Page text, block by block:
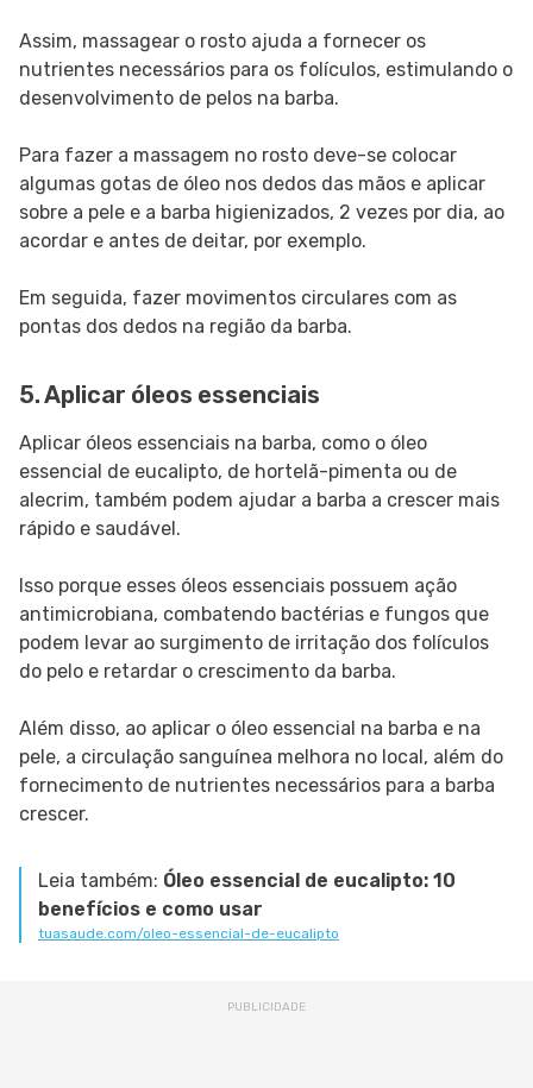
Assim, massagear o rosto ajuda a fornecer os
nutrientes necessários para os folículos, estimulando o
desenvolvimento de pelos na barba.
Para fazer a massagem no rosto deve-se colocar
algumas gotas de óleo nos dedos das mãos e aplicar
sobre a pele e a barba higienizados, 2 vezes por dia, ao
acordar e antes de deitar, por exemplo.
Em seguida, fazer movimentos circulares com as
pontas dos dedos na região da barba.
5. Aplicar óleos essenciais
Aplicar óleos essenciais na barba, como o óleo
essencial de eucalipto, de hortelã-pimenta ou de
alecrim, também podem ajudar a barba a crescer mais
rápido e saudável.
Isso porque esses óleos essenciais possuem ação
antimicrobiana, combatendo bactérias e fungos que
podem levar ao surgimento de irritação dos folículos
do pelo e retardar o crescimento da barba.
Além disso, ao aplicar o óleo essencial na barba e na
pele, a circulação sanguínea melhora no local, além do
fornecimento de nutrientes necessários para a barba
crescer.
Leia também: Óleo essencial de eucalipto: 10
benefícios e como usar
tuasaude.com/oleo-essencial-de-eucalipto